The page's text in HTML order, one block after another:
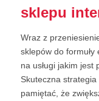
sklepu
Wraz z
sklepów do formuły
na usługi jakim jest
Skuteczna
pamiętać, że